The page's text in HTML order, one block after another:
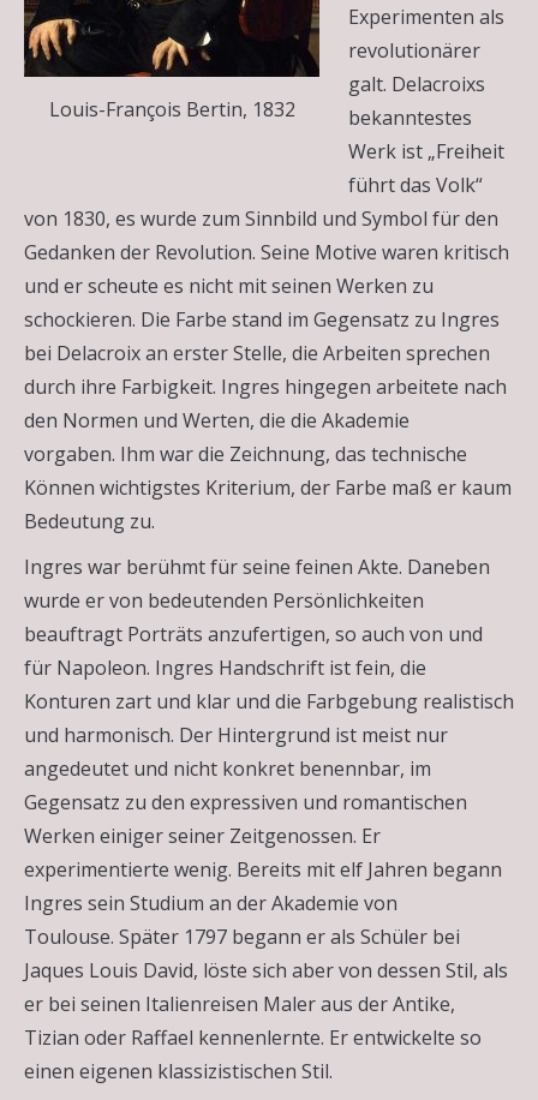
Louis-François Bertin, 1832
Experimenten als
revolutionärer
galt. Delacroixs
bekanntestes
Werk ist „Freiheit
führt das Volk“
von 1830, es wurde zum Sinnbild und Symbol für den
Gedanken der Revolution. Seine Motive waren kritisch
und er scheute es nicht mit seinen Werken zu
schockieren. Die Farbe stand im Gegensatz zu Ingres
bei Delacroix an erster Stelle, die Arbeiten sprechen
durch ihre Farbigkeit. Ingres hingegen arbeitete nach
den Normen und Werten, die die Akademie
vorgaben. Ihm war die Zeichnung, das technische
Können wichtigstes Kriterium, der Farbe maß er kaum
Bedeutung zu.
Ingres war berühmt für seine feinen Akte. Daneben
wurde er von bedeutenden Persönlichkeiten
beauftragt Porträts anzufertigen, so auch von und
für Napoleon. Ingres Handschrift ist fein, die
Konturen zart und klar und die Farbgebung realistisch
und harmonisch. Der Hintergrund ist meist nur
angedeutet und nicht konkret benennbar, im
Gegensatz zu den expressiven und romantischen
Werken einiger seiner Zeitgenossen. Er
experimentierte wenig. Bereits mit elf Jahren begann
Ingres sein Studium an der Akademie von
Toulouse. Später 1797 begann er als Schüler bei
Jaques Louis David, löste sich aber von dessen Stil, als
er bei seinen Italienreisen Maler aus der Antike,
Tizian oder Raffael kennenlernte. Er entwickelte so
einen eigenen klassizistischen Stil.